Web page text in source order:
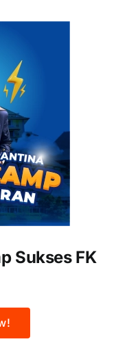
Sukses FK